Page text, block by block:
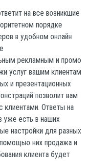
на все возникшие
порядке
в удобном онлайн
рекламным и промо
услуг вашим клиентам
и презентационных
позволит вам
клиентами. Ответы на
уже есть в наших
настройки для разных
них продажа и
клиента будет